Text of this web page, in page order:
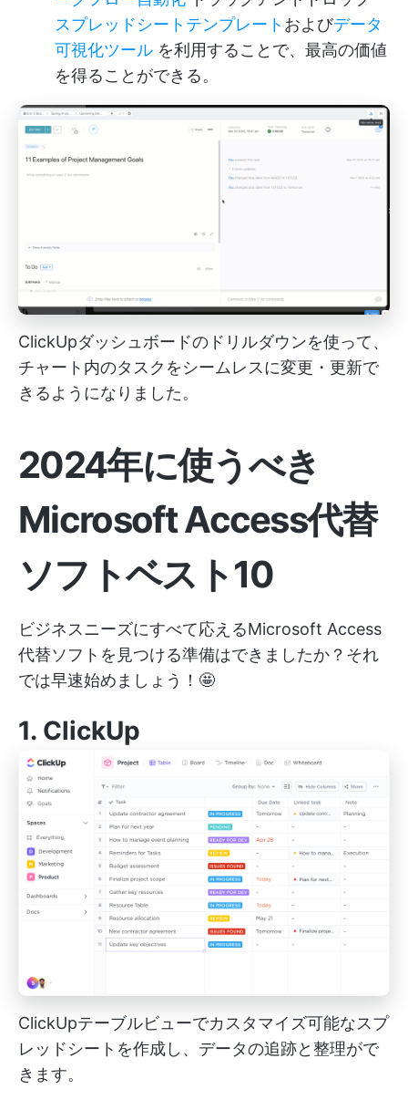
スプレッドシートテンプレート およびデータ
可視化ツール を利用することで、最高の価値
を得ることができる。
ClickUpダッシュボードのドリルダウンを使って、
チャート内のタスクをシームレスに変更・更新で
きるようになりました。
2024年に使うべき
Microsoft Access代替
ソフトベスト10
ビジネスニーズにすべて応えるMicrosoft Access
代替ソフトを見つける準備はできましたか？それ
では早速始めましょう！🤩
1. ClickUp
ClickUpテーブルビューでカスタマイズ可能なスプ
レッドシートを作成し、データの追跡と整理がで
きます。